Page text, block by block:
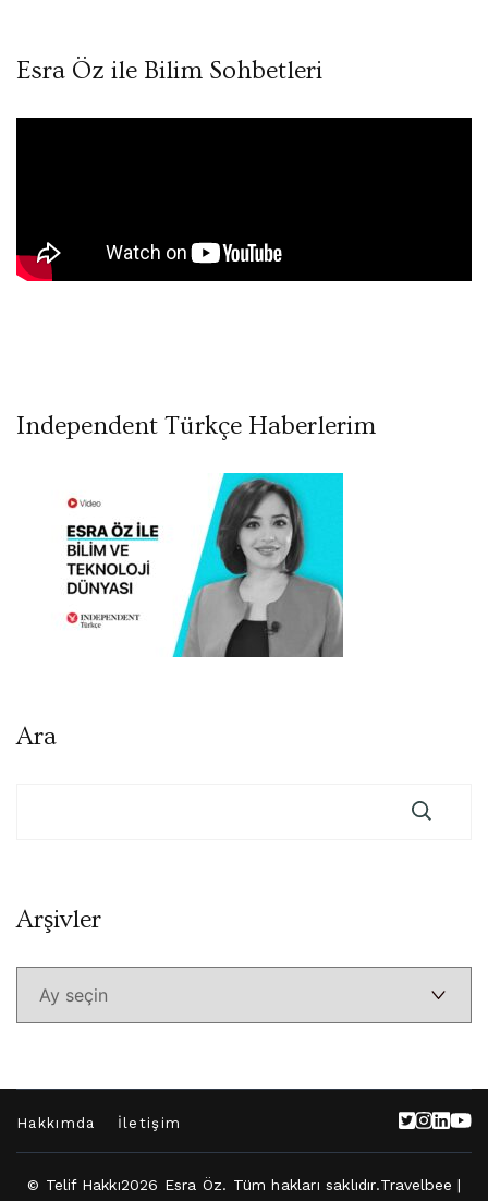
Esra Öz ile Bilim Sohbetleri
Independent Türkçe Haberlerim
Ara
ArşivlerArşivler
Hakkımda İletişim
© Telif Hakkı2026 Esra Öz. Tüm hakları saklıdır.Travelbee |